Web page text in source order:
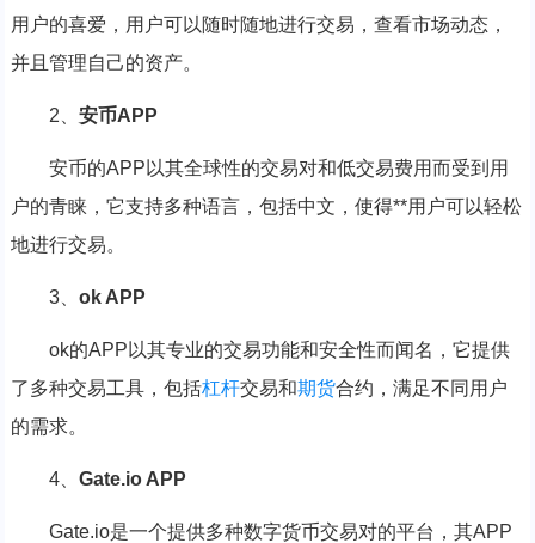
用户的喜爱，用户可以随时随地进行交易，查看市场动态，
并且管理自己的资产。
2、 安币APP
安币的APP以其全球性的交易对和低交易费用而受到用
户的青睐，它支持多种语言，包括中文，使得**用户可以轻松
地进行交易。
3、 ok APP
ok的APP以其专业的交易功能和安全性而闻名，它提供
了多种交易工具，包括杠杆交易和期货合约，满足不同用户
的需求。
4、 Gate.io APP
Gate.io是一个提供多种数字货币交易对的平台，其APP